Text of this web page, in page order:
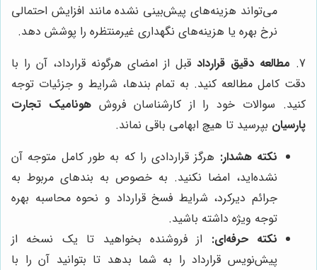
می‌تواند هزینه‌های پیش‌بینی نشده مانند افزایش احتمالی
نرخ بهره یا هزینه‌های نگهداری غیرمنتظره را پوشش دهد.
7. مطالعه دقیق قرارداد قبل از امضای هرگونه قرارداد، آن را با
دقت کامل مطالعه کنید. به تمام بندها، شرایط و جزئیات توجه
کنید. سوالات خود را از کارشناسان فروشهونامیک تجارت
پارسیان بپرسید تا هیچ ابهامی باقی نماند.
نکته هشدار: هرگز قراردادی را که به طور کامل متوجه آن
نشده‌اید، امضا نکنید. به خصوص به بندهای مربوط به
جرائم دیرکرد، شرایط فسخ قرارداد و نحوه محاسبه بهره
توجه ویژه داشته باشید.
نکته حرفه‌ای: از فروشنده بخواهید تا یک نسخه از
پیش‌نویس قرارداد را به شما بدهد تا بتوانید آن را با